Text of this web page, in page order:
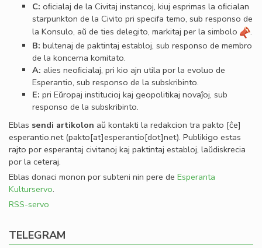
C: oﬁcialaj de la Civitaj instancoj, kiuj esprimas la oﬁcialan
starpunkton de la Civito pri specifa temo, sub responso de
la Konsulo, aŭ de ties delegito, markitaj per la simbolo
.
B: bultenaj de paktintaj establoj, sub responso de membro
de la koncerna komitato.
A: alies neoﬁcialaj, pri kio ajn utila por la evoluo de
Esperantio, sub responso de la subskribinto.
E: pri Eŭropaj institucioj kaj geopolitikaj novaĵoj, sub
responso de la subskribinto.
Eblas sendi artikolon aŭ kontakti la redakcion tra pakto [ĉe]
esperantio.net(pakto[at]esperantio[dot]net). Publikigo estas
rajto por esperantaj civitanoj kaj paktintaj establoj, laŭdiskrecia
por la ceteraj.
Eblas donaci monon por subteni nin pere de Esperanta
Kulturservo.
RSS-servo
TELEGRAM